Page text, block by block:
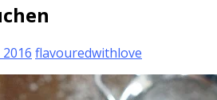
flavouredwithlove